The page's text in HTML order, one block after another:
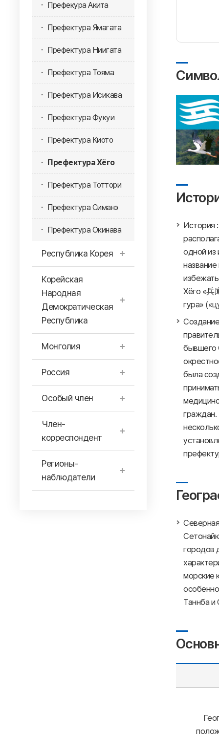
Префекура Акита
Префектура Ямагата
Префектура Ниигата
Префектура Тояма
Префектура Исикава
Префектура Фукуи
Префектура Киото
Префектура Хёго
Префектура Тоттори
Префектура Симанэ
Префектура Окинава
Республика Корея
Корейская
Народная
Демократическая
Республика
Монголия
Россия
Особый член
Член-
корреспондент
Регионы-
наблюдатели
История
одной из
Хёго «兵
гура»
бывшего
была
граждан.
городов
морские
Таннба и